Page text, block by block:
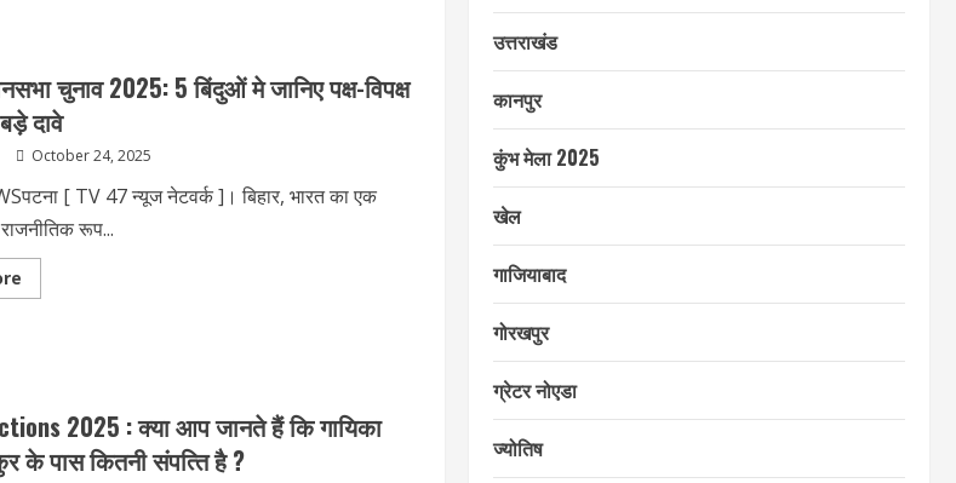
में
243
सीटों
का
गणित-
अब
स्थानीय
ताकतें
ही
हैं
सत्ता
की
चुनाव 2025: 5 ब‍िंदुओं मे जान‍िए पक्ष-व‍िपक्ष
दावे
October 24, 2025
[ TV 47 न्‍यूज नेटवर्क ]। बिहार, भारत का एक
रूप...
Read
more
ब‍िंदुओं
मे
जान‍िए
पक्ष-
2025 : क्‍या आप जानते हैं कि गायिका
के पास कितनी संपत्‍त‍ि है ?
उत्तराखंड
कानपुर
कुंभ मेला 2025
खेल
गाजियाबाद
गोरखपुर
ग्रेटर नोएडा
ज्योतिष